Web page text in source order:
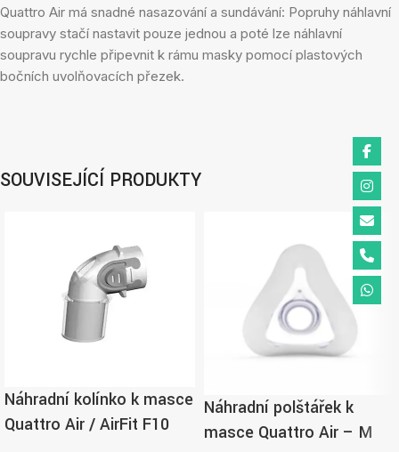
Quattro Air má snadné nasazování a sundávání: Popruhy náhlavní
soupravy stačí nastavit pouze jednou a poté lze náhlavní
soupravu rychle připevnit k rámu masky pomocí plastových
bočních uvolňovacích přezek.
SOUVISEJÍCÍ PRODUKTY
Náhradní kolínko k masce
Quattro Air / AirFit F10
Náhradní polštářek k
masce Quattro Air – M